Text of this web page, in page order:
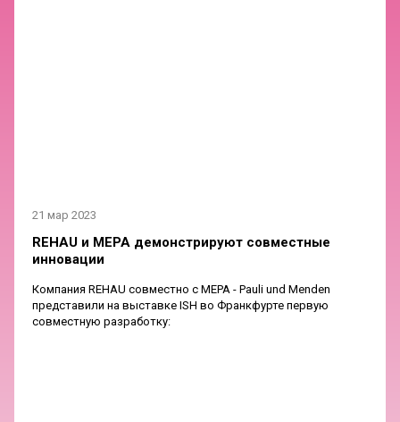
21 мар 2023
REHAU и MEPA демонстрируют совместные
инновации
Компания REHAU совместно с MEPA - Pauli und Menden
представили на выставке ISH во Франкфурте первую
совместную разработку: